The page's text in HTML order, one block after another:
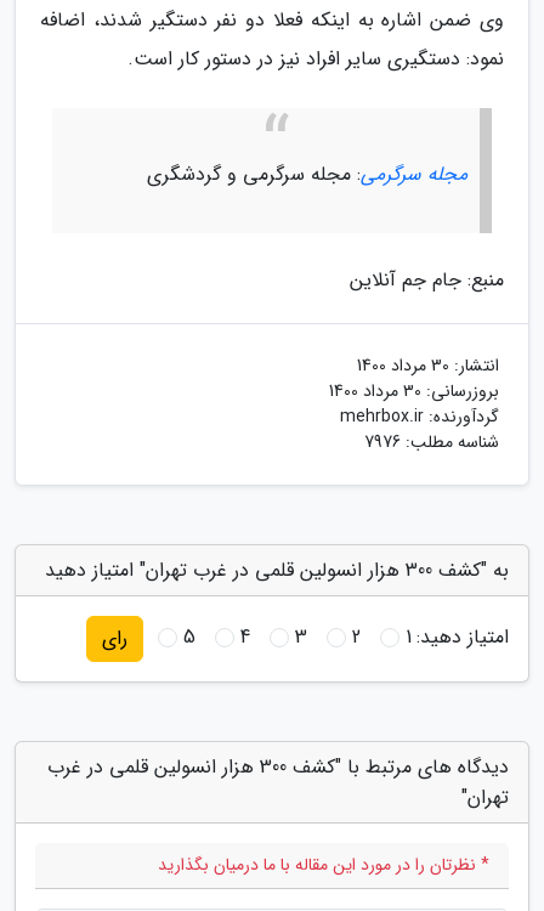
وی ضمن اشاره به اینکه فعلا دو نفر دستگیر شدند، اضافه
نمود: دستگیری سایر افراد نیز در دستور کار است.
مجله سرگرمی: مجله سرگرمی و گردشگری
منبع: جام جم آنلاین
انتشار: 30 مرداد 1400
بروزرسانی: 30 مرداد 1400
گردآورنده: mehrbox.ir
شناسه مطلب: 7976
به "کشف 300 هزار انسولین قلمی در غرب تهران" امتیاز دهید
امتیاز دهید:1
2
3
4
5 رای
دیدگاه های مرتبط با "کشف 300 هزار انسولین قلمی در غرب
تهران"
* نظرتان را در مورد این مقاله با ما درمیان بگذارید